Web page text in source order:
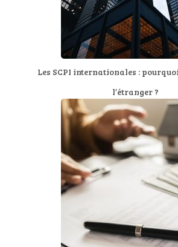
Les SCPI internationales :
l’étranger ?